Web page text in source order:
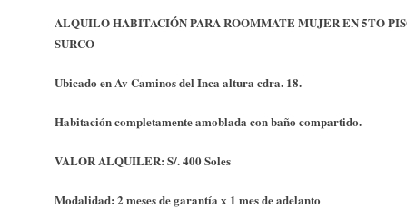
ALQUILO HABITACIÓN PARA ROOMMATE MUJER EN 5TO
SURCO
Ubicado en Av Caminos del Inca altura cdra. 18.
Habitación completamente amoblada con baño compartido.
VALOR ALQUILER: S/. 400 Soles
Modalidad: 2 meses de garantía x 1 mes de adelanto